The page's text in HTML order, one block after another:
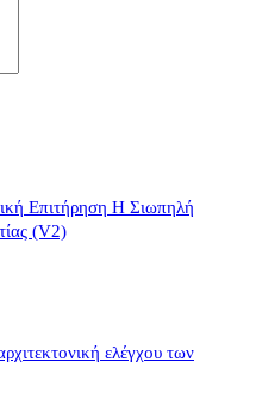
Επιτήρηση Η Σιωπηλή
(V2)
ελέγχου των